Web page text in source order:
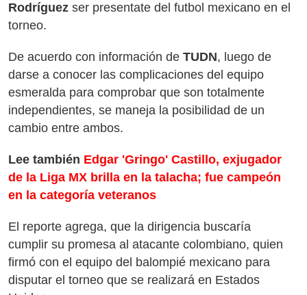
Rodríguez ser presentate del futbol mexicano en el
torneo.
De acuerdo con información de TUDN, luego de
darse a conocer las complicaciones del equipo
esmeralda para comprobar que son totalmente
independientes, se maneja la posibilidad de un
cambio entre ambos.
Lee también Edgar 'Gringo' Castillo, exjugador
de la Liga MX brilla en la talacha; fue campeón
en la categoría veteranos
El reporte agrega, que la dirigencia buscaría
cumplir su promesa al atacante colombiano, quien
firmó con el equipo del balompié mexicano para
disputar el torneo que se realizará en Estados